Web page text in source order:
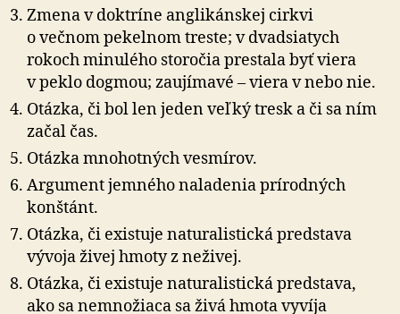
Zmena v doktríne anglikánskej cirkvi
o večnom pe­kel­nom treste; v dvadsiatych
rokoch mi­nu­lého sto­ročia prestala byť viera
v peklo dogmou; za­u­jí­mavé – viera v nebo nie.
Otázka, či bol len jeden veľký tresk a či sa ním
začal čas.
Otázka mnohotných vesmírov.
Argument jemného naladenia prí­rod­ných
kon­štánt.
Otázka, či existuje naturalistická pred­stava
vývoja živej hmoty z ne­živej.
Otázka, či existuje naturalistická predstava,
ako sa ne­mno­žiaca sa živá hmota vyvíja